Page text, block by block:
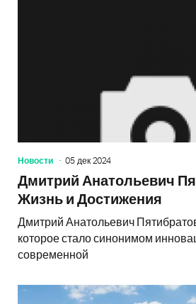
Новости 05 дек 2024
Дмитрий Анатольевич
Жизнь и Достижения
Дмитрий Анатольевич
которое стало синонимом
современной